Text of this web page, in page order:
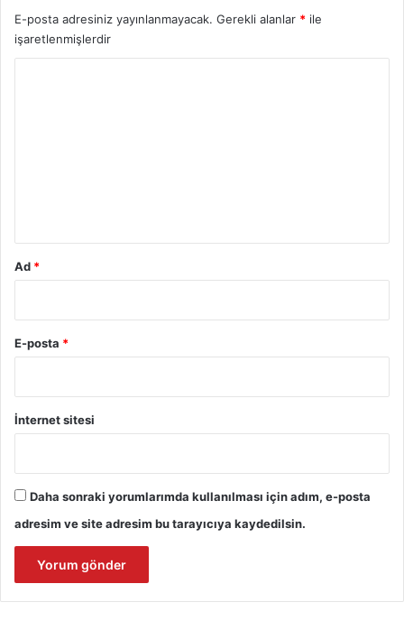
E-posta adresiniz yayınlanmayacak. Gerekli alanlar * ile
işaretlenmişlerdir
Ad *
E-posta *
İnternet sitesi
Daha sonraki yorumlarımda kullanılması için adım, e-posta
adresim ve site adresim bu tarayıcıya kaydedilsin.